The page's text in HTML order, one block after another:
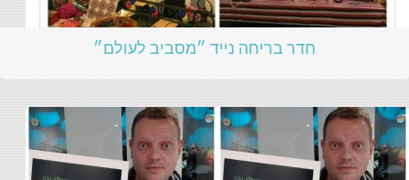
חדר בריחה נייד ״מסביב לעולם״